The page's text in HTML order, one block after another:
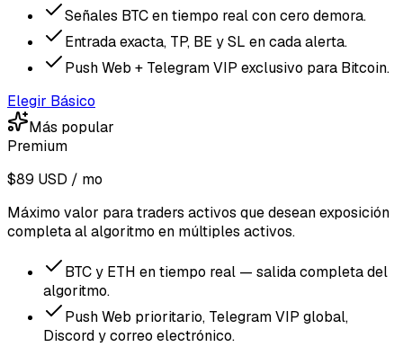
Señales BTC en tiempo real con cero demora.
Entrada exacta, TP, BE y SL en cada alerta.
Push Web + Telegram VIP exclusivo para Bitcoin.
Elegir Básico
Más popular
Premium
$89 USD / mo
Máximo valor para traders activos que desean exposición
completa al algoritmo en múltiples activos.
BTC y ETH en tiempo real — salida completa del
algoritmo.
Push Web prioritario, Telegram VIP global,
Discord y correo electrónico.